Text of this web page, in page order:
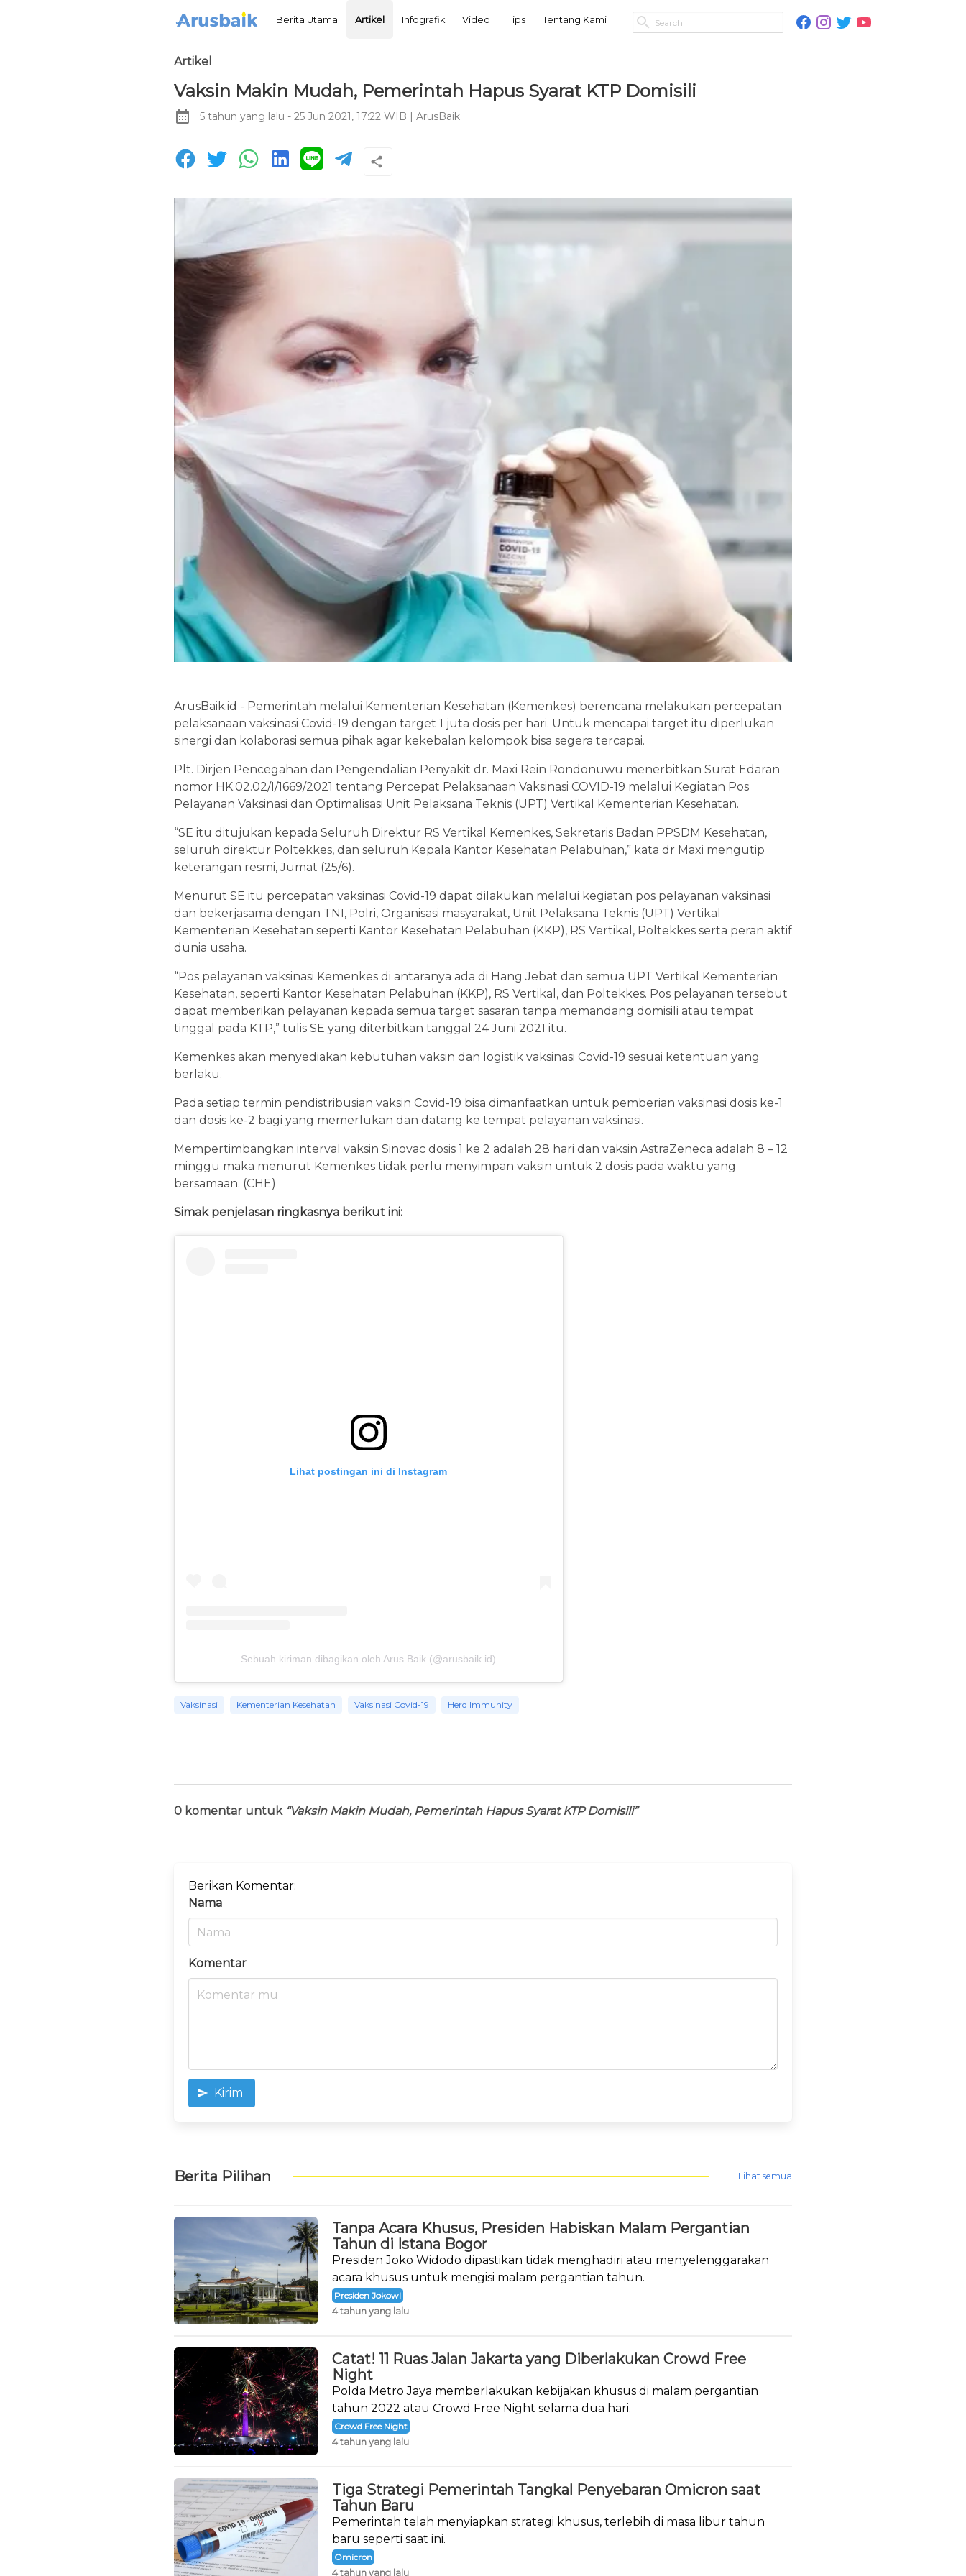
Berita Utama Artikel Infografik Video Tips Tentang Kami
Artikel
Vaksin Makin Mudah, Pemerintah Hapus Syarat KTP Domisili
5 tahun yang lalu - 25 Jun 2021, 17:22 WIB ArusBaik
ArusBaik.id - Pemerintah melalui Kementerian Kesehatan (Kemenkes) berencana melakukan percepatan
pelaksanaan vaksinasi Covid-19 dengan target 1 juta dosis per hari. Untuk mencapai target itu diperlukan
sinergi dan kolaborasi semua pihak agar kekebalan kelompok bisa segera tercapai.
Plt. Dirjen Pencegahan dan Pengendalian Penyakit dr. Maxi Rein Rondonuwu menerbitkan Surat Edaran
nomor HK.02.02/I/1669/2021 tentang Percepat Pelaksanaan Vaksinasi COVID-19 melalui Kegiatan Pos
Pelayanan Vaksinasi dan Optimalisasi Unit Pelaksana Teknis (UPT) Vertikal Kementerian Kesehatan.
“SE itu ditujukan kepada Seluruh Direktur RS Vertikal Kemenkes, Sekretaris Badan PPSDM Kesehatan,
seluruh direktur Poltekkes, dan seluruh Kepala Kantor Kesehatan Pelabuhan,” kata dr Maxi mengutip
keterangan resmi, Jumat (25/6).
Menurut SE itu percepatan vaksinasi Covid-19 dapat dilakukan melalui kegiatan pos pelayanan vaksinasi
dan bekerjasama dengan TNI, Polri, Organisasi masyarakat, Unit Pelaksana Teknis (UPT) Vertikal
Kementerian Kesehatan seperti Kantor Kesehatan Pelabuhan (KKP), RS Vertikal, Poltekkes serta peran aktif
dunia usaha.
“Pos pelayanan vaksinasi Kemenkes di antaranya ada di Hang Jebat dan semua UPT Vertikal Kementerian
Kesehatan, seperti Kantor Kesehatan Pelabuhan (KKP), RS Vertikal, dan Poltekkes. Pos pelayanan tersebut
dapat memberikan pelayanan kepada semua target sasaran tanpa memandang domisili atau tempat
tinggal pada KTP,” tulis SE yang diterbitkan tanggal 24 Juni 2021 itu.
Kemenkes akan menyediakan kebutuhan vaksin dan logistik vaksinasi Covid-19 sesuai ketentuan yang
berlaku.
Pada setiap termin pendistribusian vaksin Covid-19 bisa dimanfaatkan untuk pemberian vaksinasi dosis ke-1
dan dosis ke-2 bagi yang memerlukan dan datang ke tempat pelayanan vaksinasi.
Mempertimbangkan interval vaksin Sinovac dosis 1 ke 2 adalah 28 hari dan vaksin AstraZeneca adalah 8 – 12
minggu maka menurut Kemenkes tidak perlu menyimpan vaksin untuk 2 dosis pada waktu yang
bersamaan. (CHE)
Simak penjelasan ringkasnya berikut ini:
Lihat postingan ini di Instagram
Sebuah kiriman dibagikan oleh Arus Baik (@arusbaik.id)
Vaksinasi Kementerian Kesehatan Vaksinasi Covid-19 Herd Immunity
0 komentar untuk “Vaksin Makin Mudah, Pemerintah Hapus Syarat KTP Domisili”
Berikan Komentar:
Nama
Komentar
Kirim
Berita Pilihan Lihat semua
Tanpa Acara Khusus, Presiden Habiskan Malam Pergantian
Tahun di Istana Bogor
Presiden Joko Widodo dipastikan tidak menghadiri atau menyelenggarakan
acara khusus untuk mengisi malam pergantian tahun.
Presiden Jokowi
4 tahun yang lalu
Catat! 11 Ruas Jalan Jakarta yang Diberlakukan Crowd Free
Night
Polda Metro Jaya memberlakukan kebijakan khusus di malam pergantian
tahun 2022 atau Crowd Free Night selama dua hari.
Crowd Free Night
4 tahun yang lalu
Tiga Strategi Pemerintah Tangkal Penyebaran Omicron saat
Tahun Baru
Pemerintah telah menyiapkan strategi khusus, terlebih di masa libur tahun
baru seperti saat ini.
Omicron
4 tahun yang lalu